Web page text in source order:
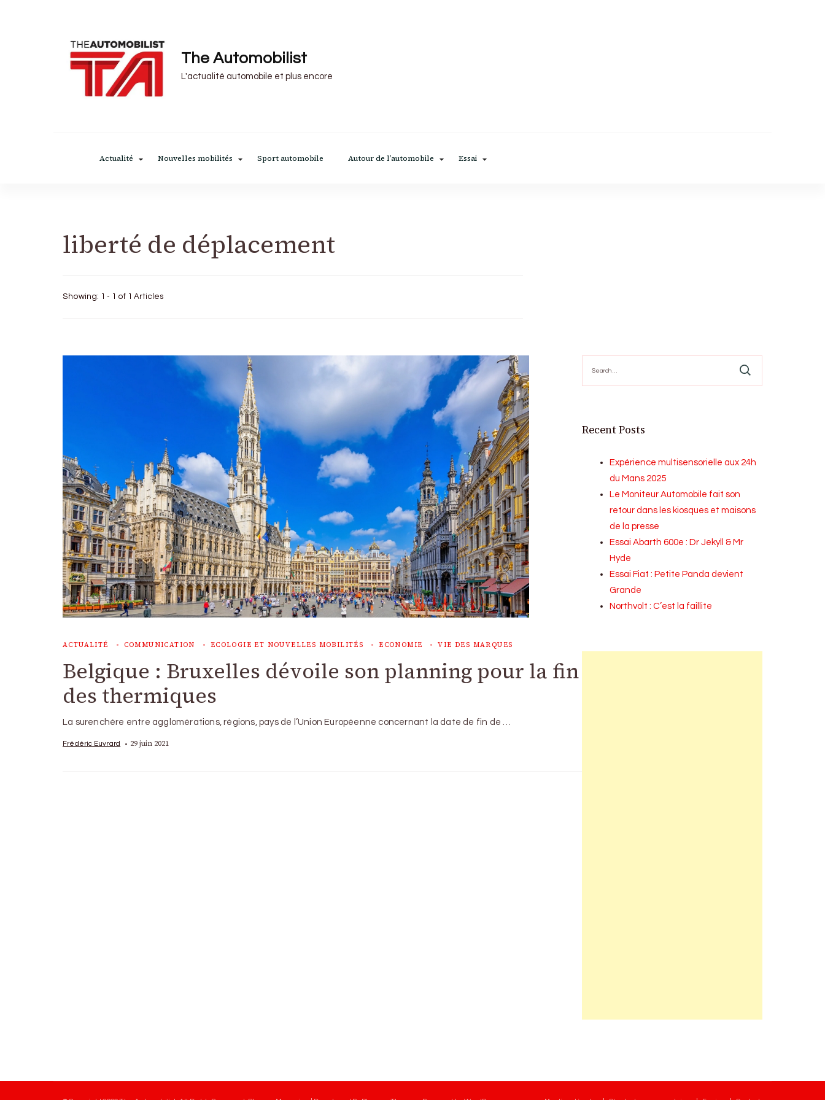
The Automobilist
L'actualité automobile et plus encore
Actualité Nouvelles mobilités Sport automobile Autour de l’automobile Essai
liberté de déplacement
Showing: 1 - 1 of 1 Articles
ACTUALITÉ COMMUNICATION ECOLOGIE ET NOUVELLES MOBILITÉS ECONOMIE VIE DES MARQUES
Belgique : Bruxelles dévoile son planning pour la fin
des thermiques
La surenchère entre agglomérations, régions, pays de l’Union Européenne concernant la date de fin de …
Frédéric Euvrard 29 juin 2021
for:
Recent Posts
Expérience multisensorielle aux 24h
du Mans 2025
Le Moniteur Automobile fait son
retour dans les kiosques et maisons
de la presse
Essai Abarth 600e : Dr Jekyll & Mr
Hyde
Essai Fiat : Petite Panda devient
Grande
Northvolt : C’est la faillite